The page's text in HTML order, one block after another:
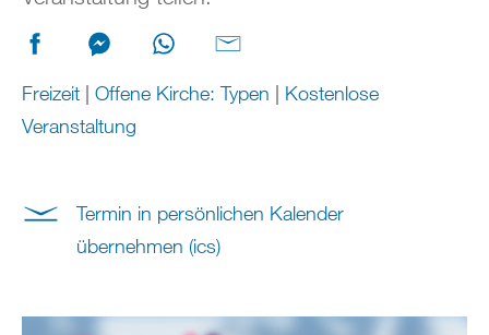
Freizeit | Offene Kirche: Typen | Kostenlose
Veranstaltung
Termin in persönlichen Kalender
übernehmen (ics)